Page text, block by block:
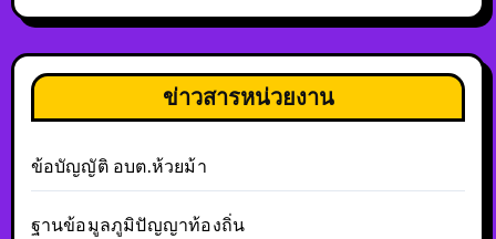
ข่าวสารหน่วยงาน
ข้อบัญญัติ อบต.ห้วยม้า
ฐานข้อมูลภูมิปัญญาท้องถิ่น